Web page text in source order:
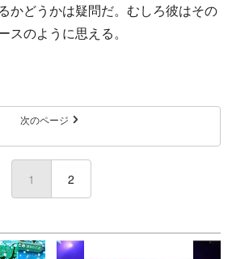
かどうかは疑問だ。むしろ彼はその
スのように思える。
次のページ
1 (current)
2